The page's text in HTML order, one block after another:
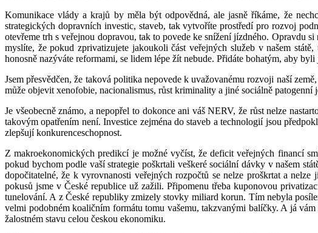
Komunikace vlády a krajů by měla být odpovědná, ale jasně říkáme, že
strategických dopravních investic, staveb, tak vytvoříte prostředí pro rozvoj
otevřeme trh s veřejnou dopravou, tak to povede ke snížení jízdného. Opravdu
myslíte, že pokud zprivatizujete jakoukoli část veřejných služeb v našem
honosně nazýváte reformami, se lidem lépe žít nebude. Přidáte bohatým, aby byli
Jsem přesvědčen, že taková politika nepovede k uvažovanému rozvoji naší
může objevit xenofobie, nacionalismus, růst kriminality a jiné sociálně patogenní
Je všeobecně známo, a nepopřel to dokonce ani váš NERV, že růst nelze
takovým opatřením není. Investice zejména do staveb a technologií jsou
zlepšují konkurenceschopnost.
Z makroekonomických predikcí je možné vyčíst, že deficit veřejných financí
pokud bychom podle vaší strategie poškrtali veškeré sociální dávky v našem
dopočitatelné, že k vyrovnanosti veřejných rozpočtů se nelze proškrtat a
pokusů jsme v České republice už zažili. Připomenu třeba kuponovou
tunelování. A z České republiky zmizely stovky miliard korun. Tím nebyla
velmi podobném koaličním formátu tomu vašemu, takzvanými balíčky. A já
žalostném stavu celou českou ekonomiku.